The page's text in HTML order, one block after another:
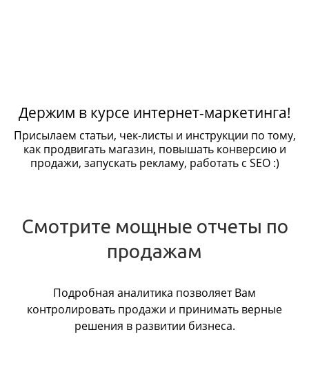
Держим в курсе интернет-маркетинга!
Присылаем статьи, чек-листы и инструкции по тому,
как продвигать магазин, повышать конверсию и
продажи, запускать рекламу, работать с SEO :)
Смотрите мощные отчеты по
продажам
Подробная аналитика позволяет Вам
контролировать продажи и принимать верные
решения в развитии бизнеса.